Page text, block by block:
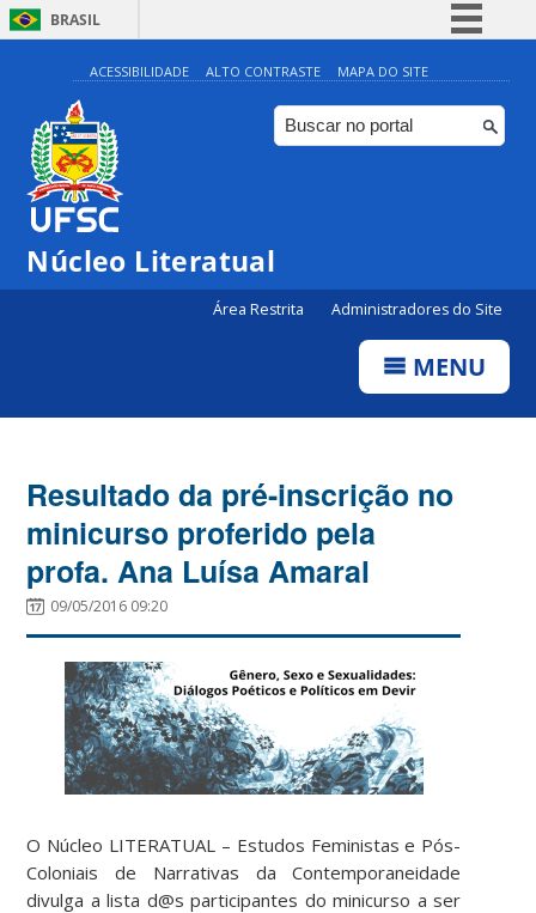
BRASIL
Simplifique!
Comunica BR
Participe
ACESSIBILIDADE ALTO CONTRASTE MAPA DO SITE
Núcleo Literatual
Área Restrita Administradores do Site
MENU
Resultado da pré-inscrição no
minicurso proferido pela
profa. Ana Luísa Amaral
09/05/2016 09:20
O Núcleo LITERATUAL – Estudos Feministas e Pós-
Coloniais de Narrativas da Contemporaneidade
divulga a lista d@s participantes do minicurso a ser